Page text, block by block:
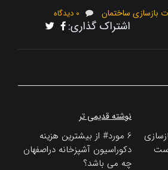
بازسازی ساختمان 0 دیدگاه
اشتراک گذاری:
نوشته قدیمی تر
6 مورد# از بیشترین هزینه
دکوراسیون آشپزخانه دراصفهان
چه می باشد؟